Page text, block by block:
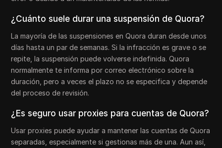
¿Cuánto suele durar una suspensión de Quora?
La mayoría de las suspensiones en Quora duran desde unos
días hasta un par de semanas. Si la infracción es grave o se
repite, la suspensión puede volverse indefinida. Quora
normalmente te informa por correo electrónico sobre la
duración, pero a veces el plazo no se especifica y depende
del proceso de revisión.
¿Es seguro usar proxies para cuentas de Quora?
Usar proxies puede ayudar a mantener las cuentas de Quora
separadas, especialmente si gestionas más de una. Aun así,